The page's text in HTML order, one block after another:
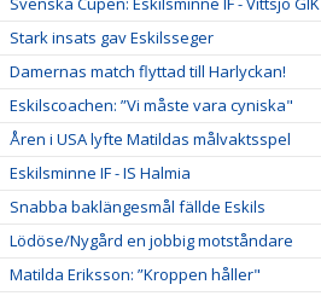
Stark insats gav Eskilsseger
Damernas match flyttad till Harlyckan!
Eskilscoachen: ”Vi måste vara cyniska"
Åren i USA lyfte Matildas målvaktsspel
Eskilsminne IF - IS Halmia
Snabba baklängesmål fällde Eskils
Lödöse/Nygård en jobbig motståndare
Matilda Eriksson: ”Kroppen håller"